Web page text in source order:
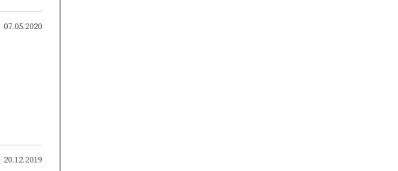
07.05.2020
20.12.2019